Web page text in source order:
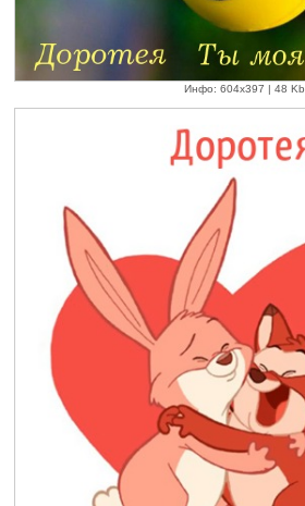
Инфо: 604х397 | 48 Kb